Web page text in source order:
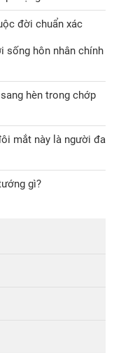
đời chuẩn xác
sống hôn nhân chính
hèn trong chớp
mắt này là người đa
gì?